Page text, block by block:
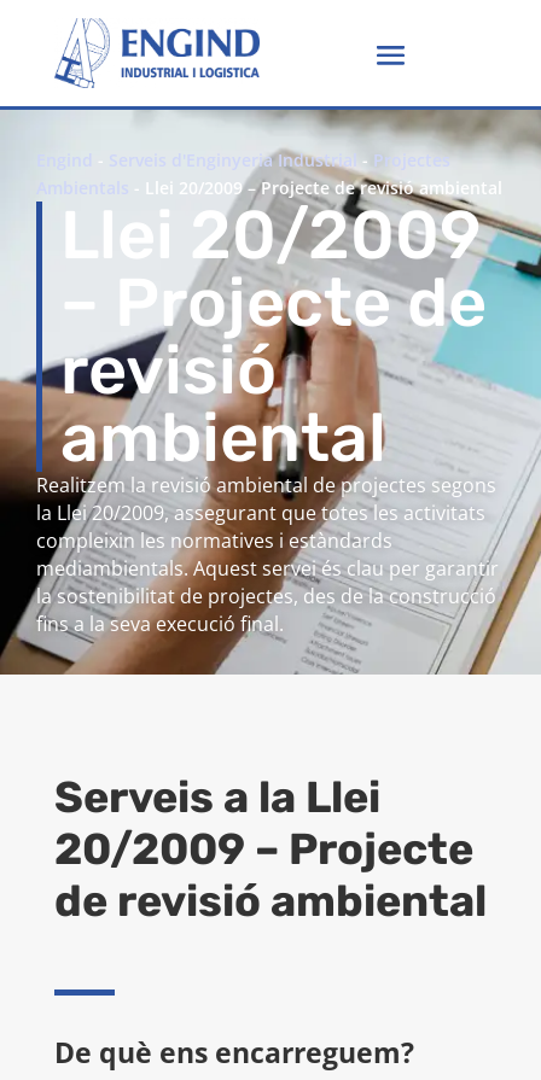
- Serveis d'Enginyeria Industrial - Projectes
- Llei 20/2009 – Projecte de revisió ambiental
Llei 20/2009
– Projecte de
revisió
ambiental
Realitzem la revisió ambiental de projectes segons
la Llei 20/2009, assegurant que totes les activitats
compleixin les normatives i estàndards
mediambientals. Aquest servei és clau per garantir
la sostenibilitat de projectes, des de la construcció
fins a la seva execució final.
Serveis a la Llei
20/2009 – Projecte
de revisió ambiental
De què ens encarreguem?